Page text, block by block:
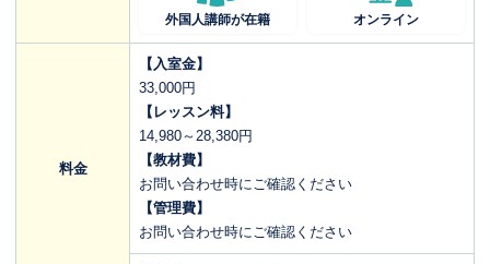
外国人講師が在籍 オンライン
料金
【入室金】
33,000円
【レッスン料】
14,980～28,380円
【教材費】
お問い合わせ時にご確認ください
【管理費】
お問い合わせ時にご確認ください